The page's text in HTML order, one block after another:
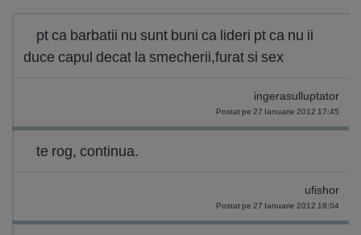
pt ca barbatii nu sunt buni ca lideri pt ca nu ii
duce capul decat la smecherii,furat si sex
ingerasulluptator
Postat pe 27 Ianuarie 2012 17:45
te rog, continua.
ufishor
Postat pe 27 Ianuarie 2012 18:04